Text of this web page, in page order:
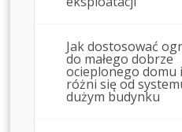
Jak dostosować
do małego dobrze
ocieplonego domu
różni się od
dużym budynku